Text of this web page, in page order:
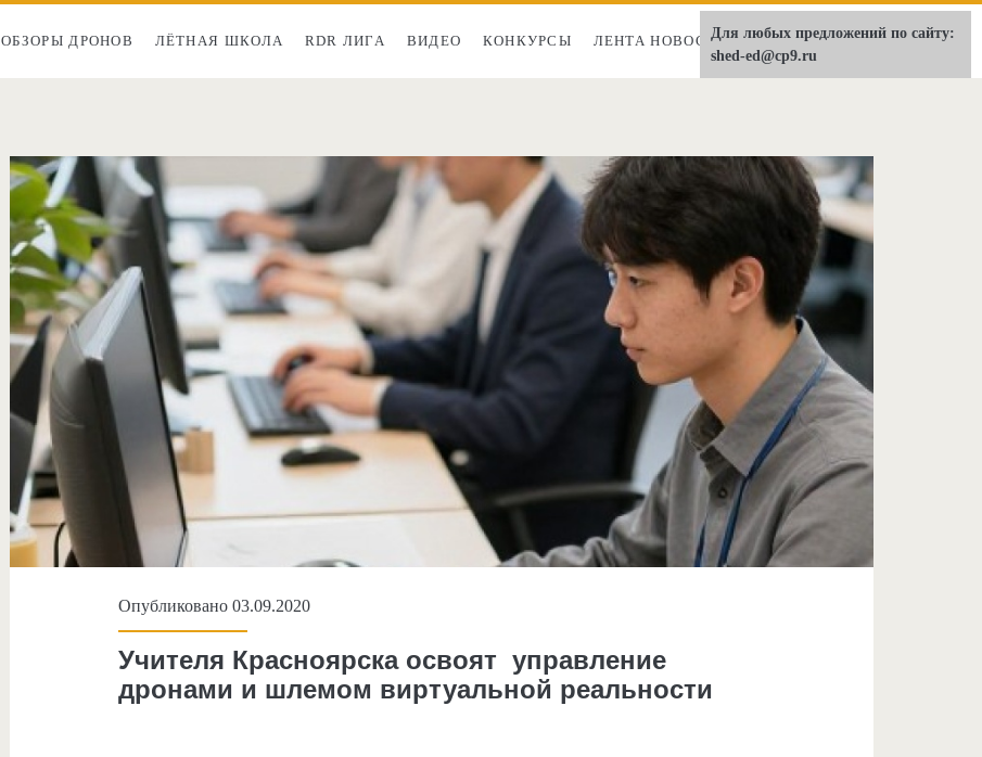
ОБЗОРЫ ДРОНОВ ЛЁТНАЯ ШКОЛА RDR ЛИГА ВИДЕО КОНКУРСЫ ЛЕНТА НОВОСТЕЙ О НАС
Опубликовано 03.09.2020
Учителя Красноярска освоят управление
дронами и шлемом виртуальной реальности
Для любых предложений по сайту:
shed-ed@cp9.ru